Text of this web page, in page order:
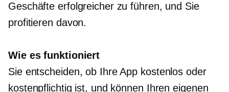
Geschäfte erfolgreicher zu führen, und Sie
profitieren davon.
Wie es funktioniert
Sie entscheiden, ob Ihre App kostenlos oder
kostenpflichtig ist, und können Ihren eigenen